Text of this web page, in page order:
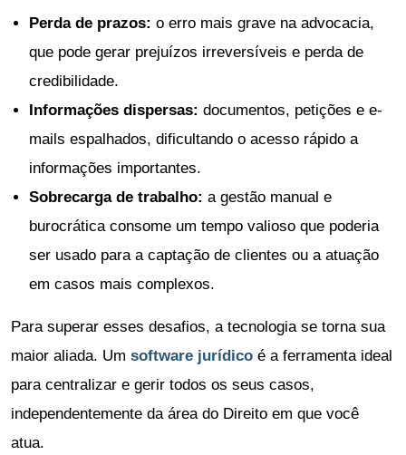
Perda de prazos: o erro mais grave na advocacia,
que pode gerar prejuízos irreversíveis e perda de
credibilidade.
Informações dispersas: documentos, petições e e-
mails espalhados, dificultando o acesso rápido a
informações importantes.
Sobrecarga de trabalho: a gestão manual e
burocrática consome um tempo valioso que poderia
ser usado para a captação de clientes ou a atuação
em casos mais complexos.
Para superar esses desafios, a tecnologia se torna sua
maior aliada. Um software jurídico é a ferramenta ideal
para centralizar e gerir todos os seus casos,
independentemente da área do Direito em que você
atua.